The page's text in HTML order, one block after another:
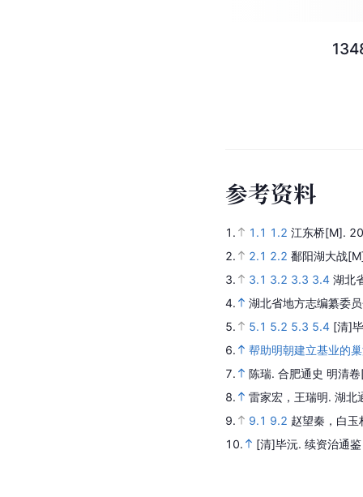
参考资料
1. 1.1 1.2 江东桥[M].
2.
2.1 2.2 鄱阳湖大战
3.
3.1 3.2 3.3 3.4 湖北
4.
湖北省地方志编纂委
5.
5.1 5.2 5.3 5.4 [清]
6.
帮助明朝建立基业的
7.
陈瑞. 合肥通史 明清卷
8.
雷家宏，王瑞明. 湖北
9.
9.1 9.2 赵望秦，白
10.
[清]毕沅. 续资治通